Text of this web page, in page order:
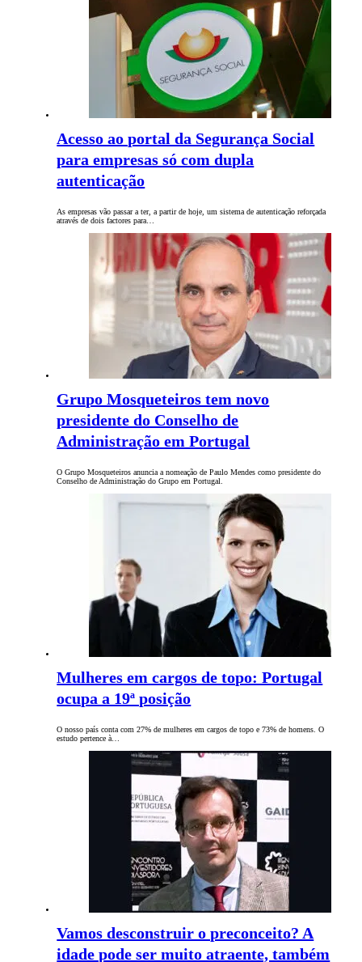
Acesso ao portal da Segurança Social
para empresas só com dupla
autenticação
As empresas vão passar a ter, a partir de hoje, um sistema de autenticação reforçada
através de dois factores para…
Grupo Mosqueteiros tem novo
presidente do Conselho de
Administração em Portugal
O Grupo Mosqueteiros anuncia a nomeação de Paulo Mendes como presidente do
Conselho de Administração do Grupo em Portugal.
Mulheres em cargos de topo: Portugal
ocupa a 19ª posição
O nosso país conta com 27% de mulheres em cargos de topo e 73% de homens. O
estudo pertence à…
Vamos desconstruir o preconceito? A
idade pode ser muito atraente, também